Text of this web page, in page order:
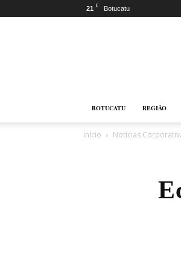
21 C Botucatu
BOTUCATU REGIÃO
Início Notícias